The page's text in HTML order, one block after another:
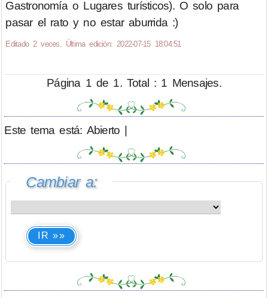
Gastronomía o Lugares turísticos). O solo para
pasar el rato y no estar aburrida :)
Editado 2 veces. Última edición: 2022-07-15 18:04:51
Página 1 de 1. Total : 1 Mensajes.
Este tema está: Abierto |
Cambiar a:
IR »»